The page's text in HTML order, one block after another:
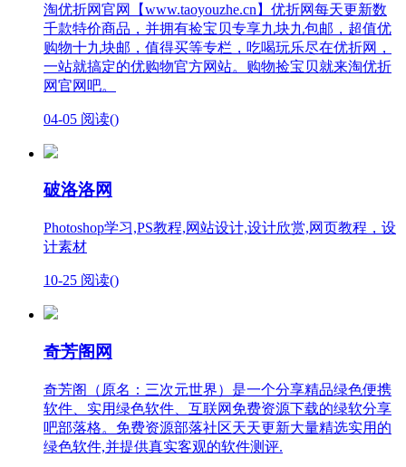
淘优折网官网【www.taoyouzhe.cn】优折网每天更新数
千款特价商品，并拥有捡宝贝专享九块九包邮，超值优
购物十九块邮，值得买等专栏，吃喝玩乐尽在优折网，
一站就搞定的优购物官方网站。购物捡宝贝就来淘优折
网官网吧。
04-05 阅读()
破洛洛网
Photoshop学习,PS教程,网站设计,设计欣赏,网页教程，设
计素材
10-25 阅读()
奇芳阁网
奇芳阁（原名：三次元世界）是一个分享精品绿色便携
软件、实用绿色软件、互联网免费资源下载的绿软分享
吧部落格。免费资源部落社区天天更新大量精选实用的
绿色软件,并提供真实客观的软件测评.